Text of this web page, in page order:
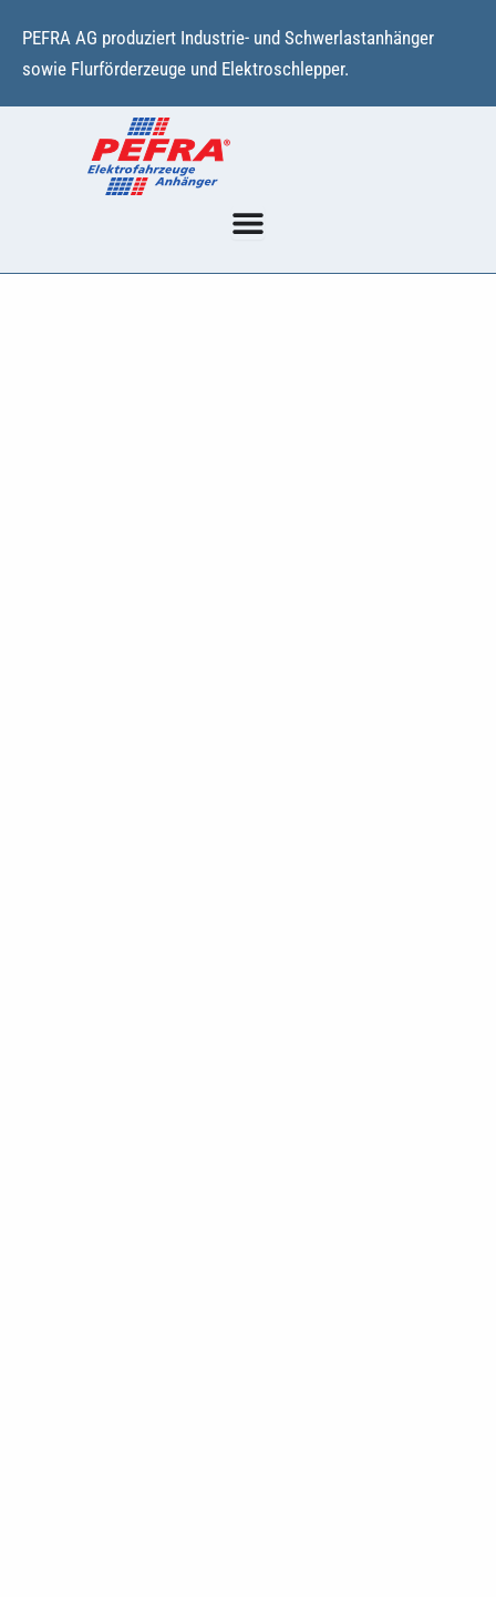
Inhalt
springen
PEFRA AG produziert Industrie- und Schwerlastanhänger
sowie Flurförderzeuge und Elektroschlepper.